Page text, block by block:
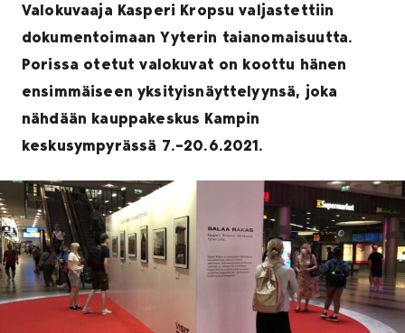
Valokuvaaja Kasperi Kropsu valjastettiin
dokumentoimaan Yyterin taianomaisuutta.
Porissa otetut valokuvat on koottu hänen
ensimmäiseen yksityisnäyttelyynsä, joka
nähdään kauppakeskus Kampin
keskusympyrässä 7.–20.6.2021.